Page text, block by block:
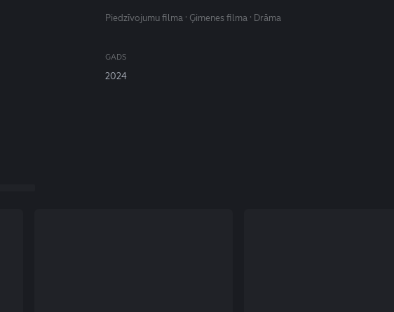
Piedzīvojumu filma · Ģimenes filma · Drāma
GADS
2024